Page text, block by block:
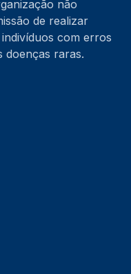
não
de realizar
com erros
doenças raras.